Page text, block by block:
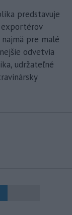
predstavuje
exportérov
pre malé
odvetvia
udržateľné